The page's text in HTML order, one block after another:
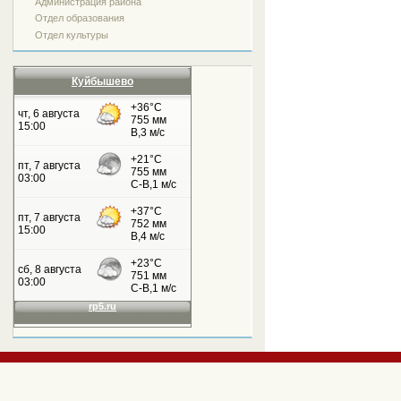
Отдел образования
Отдел культуры
Куйбышево